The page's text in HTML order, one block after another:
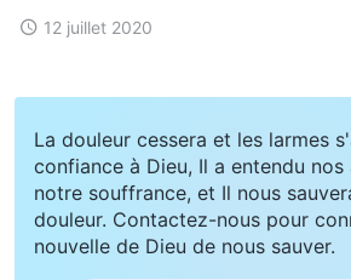
12 juillet 2020
La douleur cessera et les larmes
confiance à Dieu, Il a entendu nos
notre souffrance, et Il nous
douleur. Contactez-nous pour
nouvelle de Dieu de nous sauver.